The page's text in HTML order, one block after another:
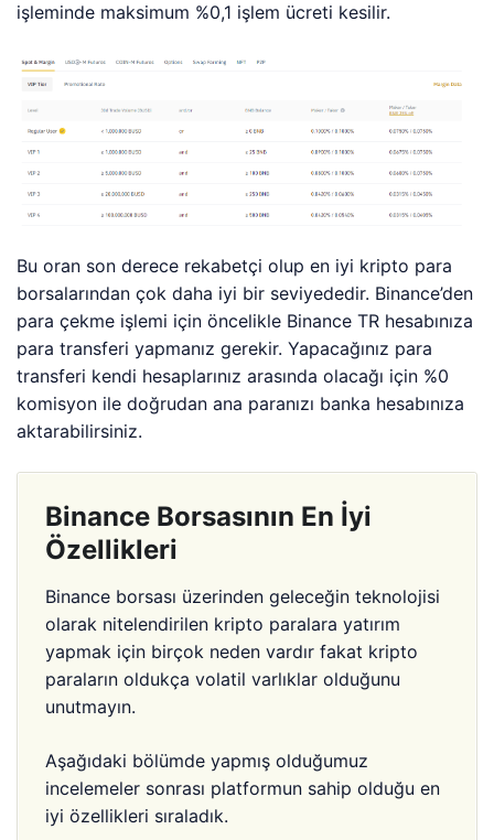
işleminde maksimum %0,1 işlem ücreti kesilir.
Bu oran son derece rekabetçi olupen iyi kripto para
borsalarından çok daha iyi bir seviyededir. Binance’den
para çekme işlemi için öncelikle Binance TR hesabınıza
para transferi yapmanız gerekir. Yapacağınız para
transferi kendi hesaplarınız arasında olacağı için %0
komisyon ile doğrudan ana paranızı banka hesabınıza
aktarabilirsiniz.
Binance Borsasının En İyi
Özellikleri
Binance borsası üzerinden geleceğin teknolojisi
olarak nitelendirilen kripto paralara yatırım
yapmak için birçok neden vardır fakat kripto
paraların oldukça volatil varlıklar olduğunu
unutmayın.
Aşağıdaki bölümde yapmış olduğumuz
incelemeler sonrası platformun sahip olduğu en
iyi özellikleri sıraladık.